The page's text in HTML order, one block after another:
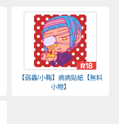
【弱蟲/小鞠】病病貼紙【無料
小物】